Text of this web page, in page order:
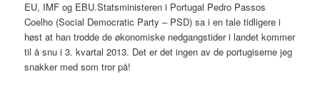
EU, IMF og EBU.Statsministeren i Portugal Pedro Passos
Coelho (Social Democratic Party – PSD) sa i en tale tidligere i
høst at han trodde de økonomiske nedgangstider i landet kommer
til å snu i 3. kvartal 2013. Det er det ingen av de portugiserne jeg
snakker med som tror på!